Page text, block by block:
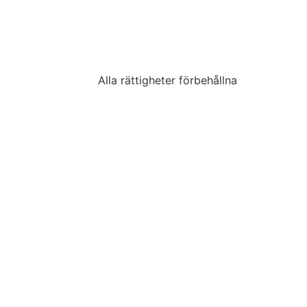
Alla rättigheter förbehållna